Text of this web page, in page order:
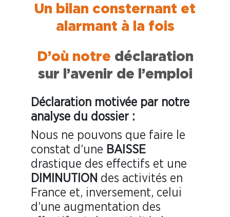
Un bilan consternant et
alarmant à la fois
D’où notre déclaration
sur l’avenir de l’emploi
Déclaration motivée par notre
analyse du dossier :
Nous ne pouvons que faire le
constat d’une BAISSE
drastique des effectifs et une
DIMINUTION des activités en
France et, inversement, celui
d’une augmentation des